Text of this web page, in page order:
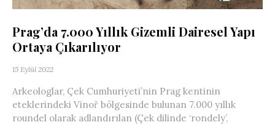
Prag’da 7.000 Yıllık Gizemli Dairesel Yapı
Ortaya Çıkarılıyor
15 Eylül 2022
Arkeologlar, Çek Cumhuriyeti’nin Prag kentinin
eteklerindeki Vinoř bölgesinde bulunan 7.000 yıllık
roundel olarak adlandırılan (Çek dilinde ‘rondely’,